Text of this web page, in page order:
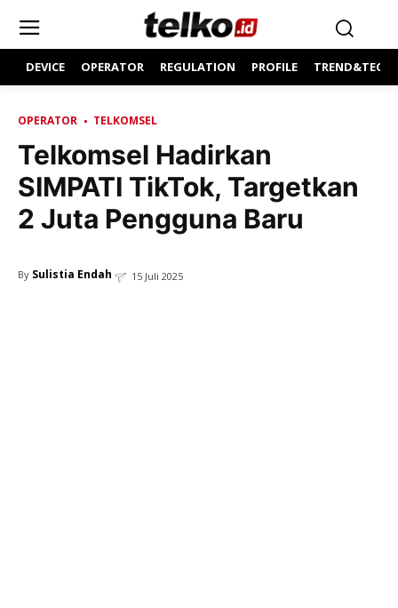
DEVICE OPERATOR REGULATION PROFILE
OPERATOR TELKOMSEL
Telkomsel Hadirkan
SIMPATI TikTok, Targetkan
2 Juta Pengguna Baru
By Sulistia Endah 15 Juli 2025